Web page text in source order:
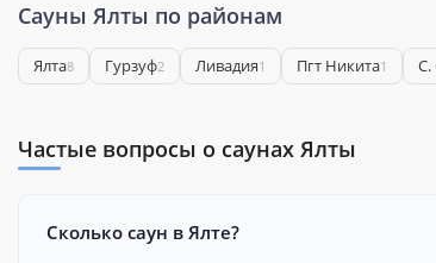
Сауны Ялты по районам
Ялта8 Гурзуф2 Ливадия1 Пгт Никита1 С.
Частые вопросы о саунах Ялты
Сколько саун в Ялте?